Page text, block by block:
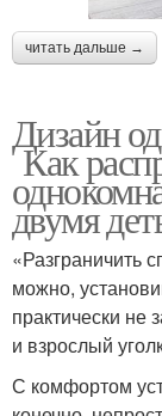
читать дальше →
Дизайн
Как
двумя
«Разграничить
можно,
практически не
и взрослый
С комфортом